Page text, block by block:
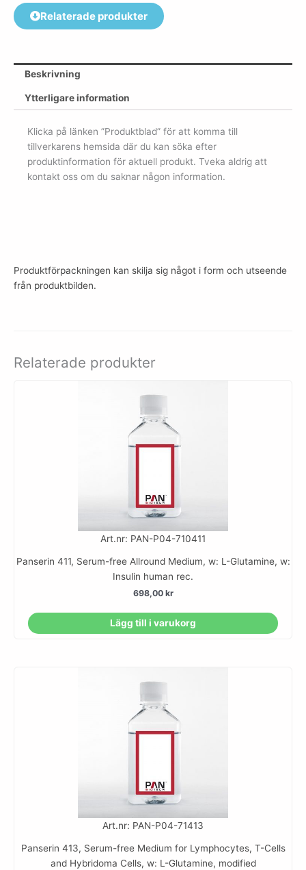
Relaterade produkter
Beskrivning
Ytterligare information
Klicka på länken ”Produktblad” för att komma till
tillverkarens hemsida där du kan söka efter
produktinformation för aktuell produkt. Tveka aldrig att
kontakt oss om du saknar någon information.
Produktförpackningen kan skilja sig något i form och utseende
från produktbilden.
Relaterade produkter
Art.nr: PAN-P04-710411
Panserin 411, Serum-free Allround Medium, w: L-Glutamine, w:
Insulin human rec.
698,00 kr
Lägg till i varukorg
Art.nr: PAN-P04-71413
Panserin 413, Serum-free Medium for Lymphocytes, T-Cells
and Hybridoma Cells, w: L-Glutamine, modified